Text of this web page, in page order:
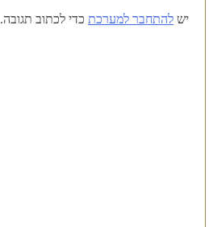
יש להתחבר למערכת כדי לכתוב תגובה.